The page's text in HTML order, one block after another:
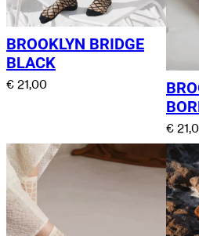
BROOKLYN BRIDGE
BLACK
€ 21,00
€